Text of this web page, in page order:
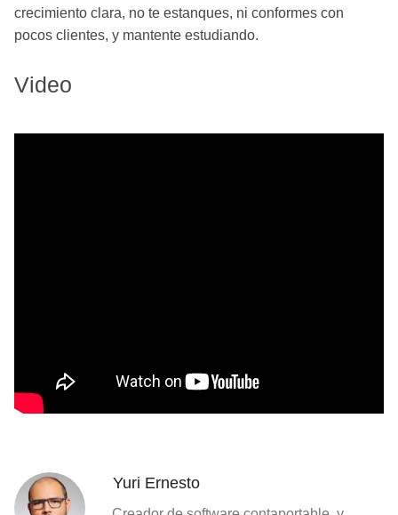
crecimiento clara, no te estanques, ni conformes con
pocos clientes, y mantente estudiando.
Video
Yuri Ernesto